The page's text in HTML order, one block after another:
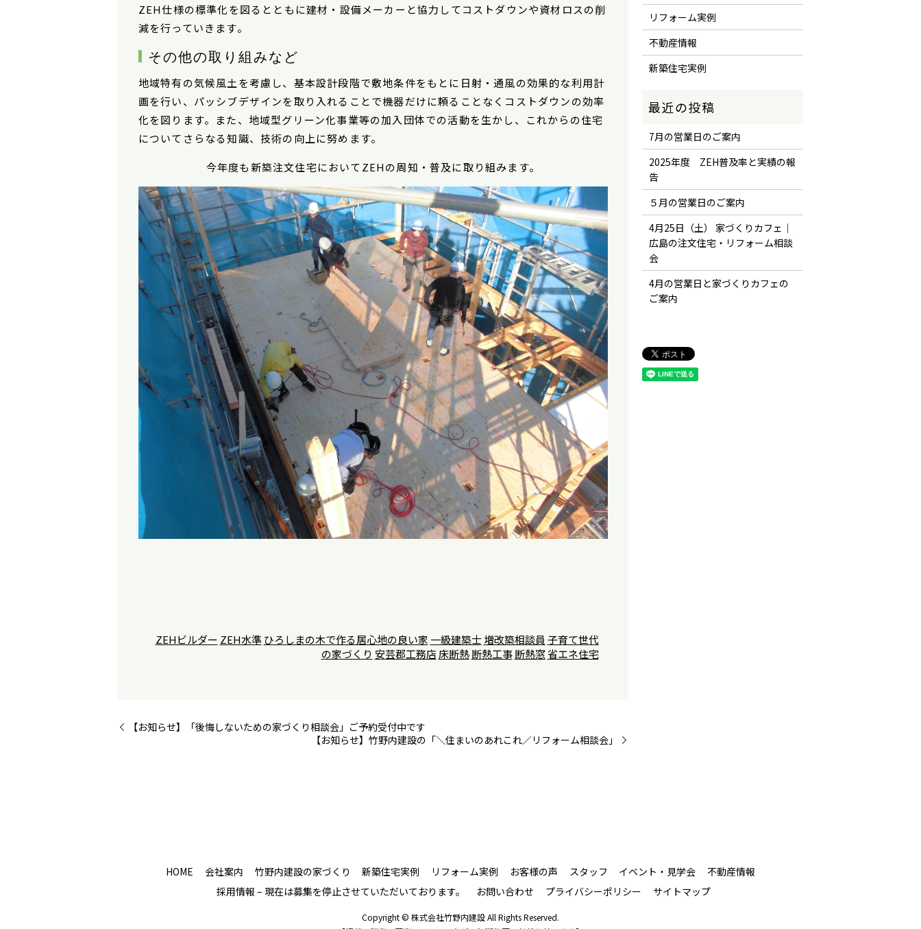
ZEH仕様の標準化を図るとともに建材・設備メーカーと協力してコストダウンや資材ロスの削
減を行っていきます。
その他の取り組みなど
地域特有の気候風土を考慮し、基本設計段階で敷地条件をもとに日射・通風の効果的な利用計
画を行い、パッシブデザインを取り入れることで機器だけに頼ることなくコストダウンの効率
化を図ります。また、地域型グリーン化事業等の加入団体での活動を生かし、これからの住宅
についてさらなる知識、技術の向上に努めます。
今年度も新築注文住宅においてZEHの周知・普及に取り組みます。
ZEHビルダー ZEH水準 ひろしまの木で作る居心地の良い家 一級建築士 増改築相談員 子育て世代
の家づくり 安芸郡工務店 床断熱 断熱工事 断熱窓省エネ住宅
【お知らせ】「後悔しないための家づくり相談会」ご予約受付中です
【お知らせ】竹野内建設の「＼住まいのあれこれ／リフォーム相談会」
リフォーム実例
不動産情報
新築住宅実例
7月の営業日のご案内
2025年度 ZEH普及率と実績の報
告
５月の営業日のご案内
4月25日（土） 家づくりカフェ｜
広島の注文住宅・リフォーム相談
会
4月の営業日と家づくりカフェの
ご案内
HOME 会社案内 竹野内建設の家づくり 新築住宅実例 リフォーム実例 お客様の声 スタッフ イベント・見学会
不動産情報
採用情報 – 現在は募集を停止させていただいております。
お問い合わせ プライバシーポリシー サイトマップ
Copyright © 株式会社竹野内建設 All Rights Reserved.